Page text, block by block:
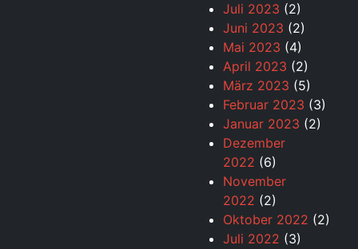
Juli 2023 (2)
Juni 2023 (2)
Mai 2023 (4)
April 2023 (2)
März 2023 (5)
Februar 2023 (3)
Januar 2023 (2)
Dezember
2022 (6)
November
2022 (2)
Oktober 2022 (2)
Juli 2022 (3)